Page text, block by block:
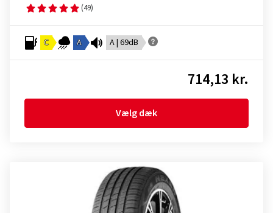
(49)
C A A | 69dB
714,13 kr.
Vælg dæk